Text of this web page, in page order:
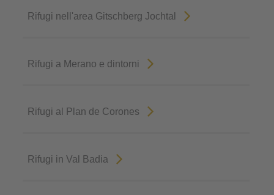
Rifugi nell'area Gitschberg Jochtal
Rifugi a Merano e dintorni
Rifugi al Plan de Corones
Rifugi in Val Badia